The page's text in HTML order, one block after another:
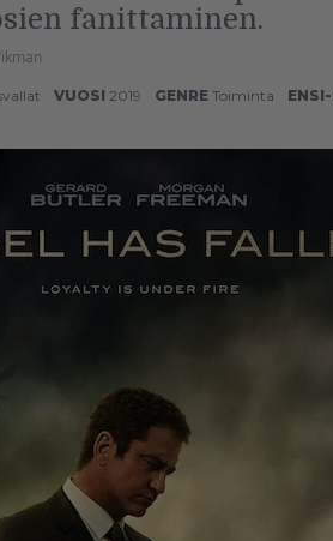
fanittaminen.
VUOSI 2019 GENRE Toiminta